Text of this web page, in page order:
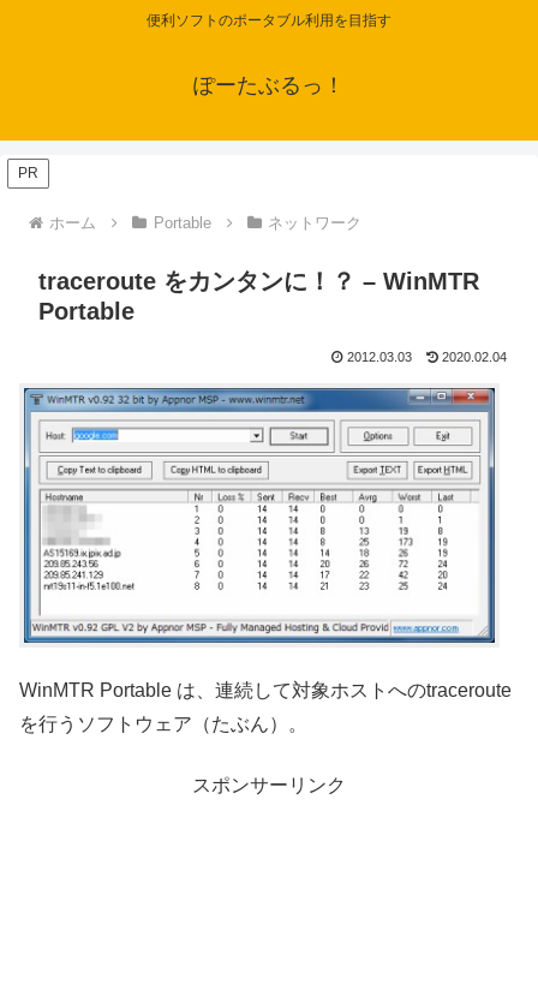
便利ソフトのポータブル利用を目指す
ぽーたぶるっ！
PR
ホーム Portable ネットワーク
traceroute をカンタンに！？ – WinMTR
Portable
2012.03.03 2020.02.04
WinMTR Portable は、連続して対象ホストへのtraceroute
を行うソフトウェア（たぶん）。
スポンサーリンク